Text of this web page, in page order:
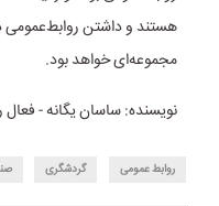
هستند و داشتن روابط‌عمومی
مجموعه‌ای خواهد بود.
نویسنده: ساسان یگانه -
روابط عمومی گردشگری